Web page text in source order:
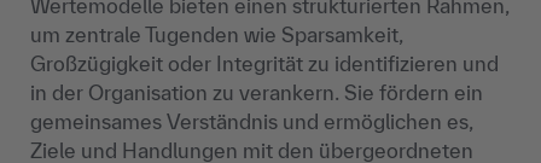
Wertemodelle bieten einen strukturierten Rahmen,
um zentrale Tugenden wie Sparsamkeit,
Großzügigkeit oder Integrität zu identifizieren und
in der Organisation zu verankern. Sie fördern ein
gemeinsames Verständnis und ermöglichen es,
Ziele und Handlungen mit den übergeordneten